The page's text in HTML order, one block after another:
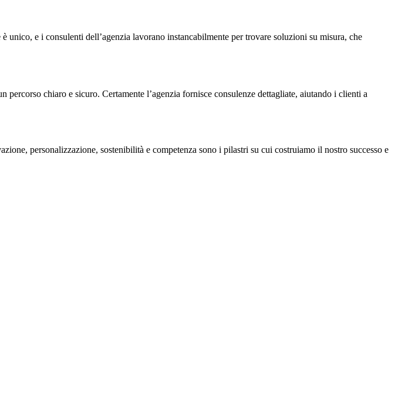
e i consulenti dell’agenzia lavorano instancabilmente per trovare soluzioni su misura, che
chiaro e sicuro. Certamente l’agenzia fornisce consulenze dettagliate, aiutando i clienti a
personalizzazione, sostenibilità e competenza sono i pilastri su cui costruiamo il nostro successo e